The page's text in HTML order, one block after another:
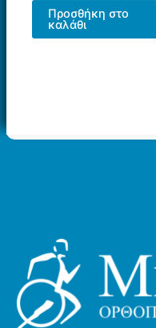
Προσθήκη στο
καλάθι